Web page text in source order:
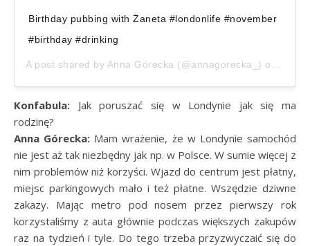
Birthday pubbing with Żaneta #londonlife #november
#birthday #drinking
A post shared by Anna Górecka (@annagorecka_) on
Konfabula: Jak poruszać się w Londynie jak się ma
rodzinę?
Anna Górecka: Mam wrażenie, że w Londynie samochód
nie jest aż tak niezbędny jak np. w Polsce. W sumie więcej z
nim problemów niż korzyści. Wjazd do centrum jest płatny,
miejsc parkingowych mało i też płatne. Wszędzie dziwne
zakazy. Mając metro pod nosem przez pierwszy rok
korzystaliśmy z auta głównie podczas większych zakupów
raz na tydzień i tyle. Do tego trzeba przyzwyczaić się do